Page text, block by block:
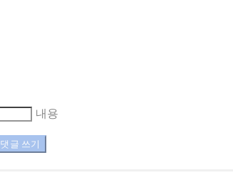
내용
댓글 쓰기